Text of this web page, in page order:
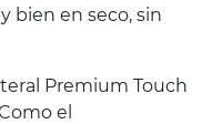
bien en seco, sin
Premium Touch
el